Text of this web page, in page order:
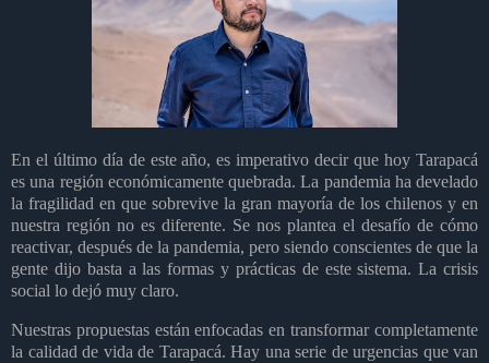
En el último día de este año, es imperativo decir que hoy Tarapacá
es una región económicamente quebrada. La pandemia ha develado
la fragilidad en que sobrevive la gran mayoría de los chilenos y en
nuestra región no es diferente. Se nos plantea el desafío de cómo
reactivar, después de la pandemia, pero siendo conscientes de que la
gente dijo basta a las formas y prácticas de este sistema. La crisis
social lo dejó muy claro.
Nuestras propuestas están enfocadas en transformar completamente
la calidad de vida de Tarapacá. Hay una serie de urgencias que van